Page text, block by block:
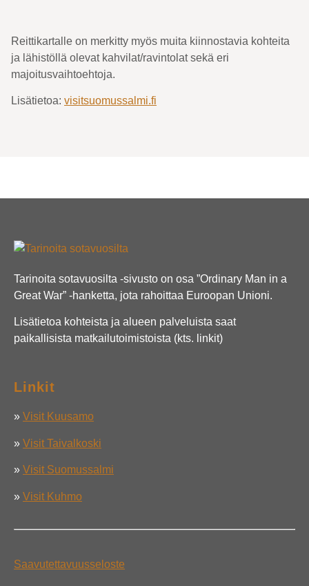
Reittikartalle on merkitty myös muita kiinnostavia kohteita
ja lähistöllä olevat kahvilat/ravintolat sekä eri
majoitusvaihtoehtoja.
Lisätietoa: visitsuomussalmi.fi
Tarinoita sotavuosilta -sivusto on osa ”Ordinary Man in a
Great War” -hanketta, jota rahoittaa Euroopan Unioni.
Lisätietoa kohteista ja alueen palveluista saat
paikallisista matkailutoimistoista (kts. linkit)
Linkit
» Visit Kuusamo
» Visit Taivalkoski
» Visit Suomussalmi
» Visit Kuhmo
Saavutettavuusseloste